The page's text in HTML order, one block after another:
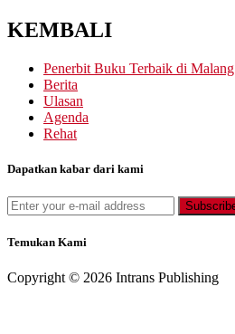
KEMBALI
Penerbit Buku Terbaik di Malang
Berita
Ulasan
Agenda
Rehat
Dapatkan kabar dari kami
Temukan Kami
Copyright © 2026 Intrans Publishing